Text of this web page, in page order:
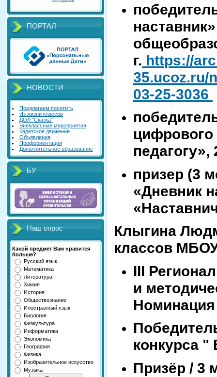
ПОРТАЛ
НОВОСТИ
Предлагаем посетить
Из жизни классов
ДОЛ "Сказка"
Внеклассные мероприятия
Кадетское движение
Объявления
Профориентация
Дополнительное образование
БУ
Наш опрос
Какой предмет Вам нравится
больше?
Русский язык
Математика
Литература
Химия
История
Обществознание
Иностранный язык
Биология
Физкультура
Информатика
Экономика
География
Физика
Изобразительное искусство
Музыка
г. https://
35.ucoz.ru/
03-25-3036
цифрового
педагогу»,
призер (3
«Дневник
Клыгина
классов
III
и
Номинация
конкурса "
Призёр / 3